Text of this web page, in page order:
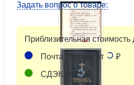
Задать вопрос о товаре:
Приблизительная стоимость
Почта России: от ₽
СДЭК: от